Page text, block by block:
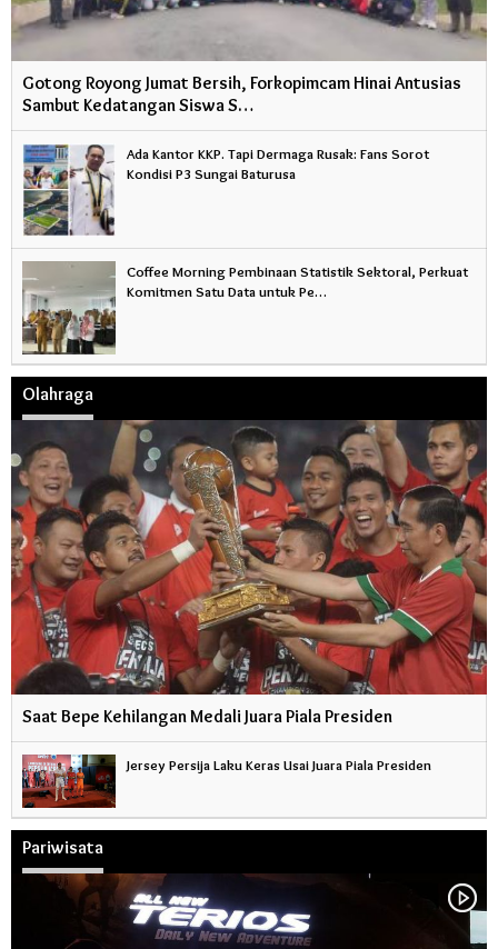
Gotong Royong Jumat Bersih, Forkopimcam Hinai Antusias
Sambut Kedatangan Siswa S…
Ada Kantor KKP. Tapi Dermaga Rusak: Fans Sorot
Kondisi P3 Sungai Baturusa
Coffee Morning Pembinaan Statistik Sektoral, Perkuat
Komitmen Satu Data untuk Pe…
Olahraga
Saat Bepe Kehilangan Medali Juara Piala Presiden
Jersey Persija Laku Keras Usai Juara Piala Presiden
Pariwisata